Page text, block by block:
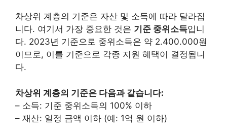
차상위 계층의 기준은 자산 및 소득에 따라 달라집
니다. 여기서 가장 중요한 것은 기준 중위소득입니
다. 2023년 기준으로 중위소득은 약 2.400.000원
이므로, 이를 기준으로 각종 지원 혜택이 결정됩니
다.
차상위 계층의 기준은 다음과 같습니다:
– 소득: 기준 중위소득의 100% 이하
– 재산: 일정 금액 이하 (예: 1억 원 이하)